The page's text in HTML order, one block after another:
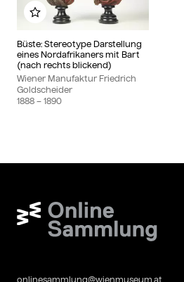
Büste: Stereotype Darstellung
eines Nordafrikaners mit Bart
(nach rechts blickend)
Wiener Manufaktur Friedrich
Goldscheider
1888 – 1890
Zu meinem Album
Wien Museum Online
onlinesammlung@wienmuseum.at